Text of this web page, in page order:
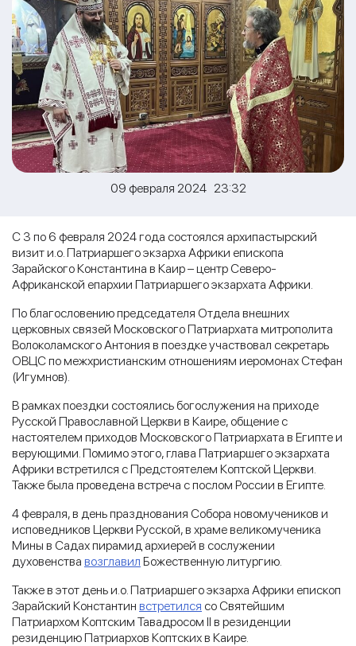
09 февраля 2024 23:32
С 3 по 6 февраля 2024 года состоялся архипастырский
визит и.о. Патриаршего экзарха Африки епископа
Зарайского Константина в Каир – центр Северо-
Африканской епархии Патриаршего экзархата Африки.
По благословению председателя Отдела внешних
церковных связей Московского Патриархата митрополита
Волоколамского Антония в поездке участвовал секретарь
ОВЦС по межхристианским отношениям иеромонах Стефан
(Игумнов).
В рамках поездки состоялись богослужения на приходе
Русской Православной Церкви в Каире, общение с
настоятелем приходов Московского Патриархата в Египте и
верующими. Помимо этого, глава Патриаршего экзархата
Африки встретился с Предстоятелем Коптской Церкви.
Также была проведена встреча с послом России в Египте.
4 февраля, в день празднования Собора новомучеников и
исповедников Церкви Русской, в храме великомученика
Мины в Садах пирамид архиерей в сослужении
духовенства возглавил Божественную литургию.
Также в этот день и.о. Патриаршего экзарха Африки епископ
Зарайский Константин встретился со Святейшим
Патриархом Коптским Тавадросом II в резиденции
резиденцию Патриархов Коптских в Каире.